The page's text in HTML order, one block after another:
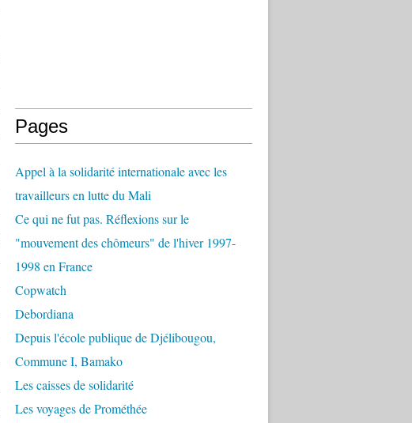
Pages
Appel à la solidarité internationale avec les
travailleurs en lutte du Mali
Ce qui ne fut pas. Réflexions sur le
"mouvement des chômeurs" de l'hiver 1997-
1998 en France
Copwatch
Debordiana
Depuis l'école publique de Djélibougou,
Commune I, Bamako
Les caisses de solidarité
Les voyages de Prométhée